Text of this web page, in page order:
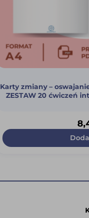
Karty zmiany –
ZESTAW 20 ćwiczeń